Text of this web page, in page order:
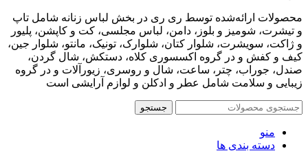
محصولات ارائه‌شده توسط ری ری در بخش لباس زنانه شامل تاپ
و تیشرت، شومیز و بلوز، دامن، لباس مجلسی، کت و کاپشن، پلیور
و ژاکت، سویشرت، شلوار کتان، شلوارک، تونیک، مانتو، شلوار جین،
کیف و کفش و در گروه اکسسوری کلاه، دستکش، شال گردن،
صندل، جوراب، چتر، ساعت، شال و روسری، زیورآلات و در گروه
زیبایی و سلامت شامل عطر و ادکلن و لوازم آرایشی است
جستجو
منو
دسته بندی ها